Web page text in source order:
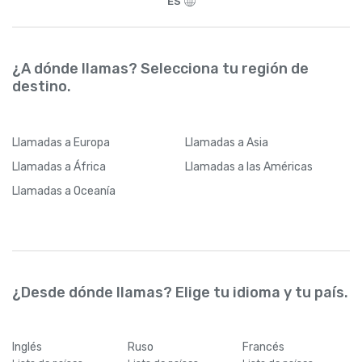
¿A dónde llamas? Selecciona tu región de
destino.
Llamadas a Europa Llamadas a Asia
Llamadas a África Llamadas a las Américas
Llamadas a Oceanía
¿Desde dónde llamas? Elige tu idioma y tu país.
Inglés Ruso Francés